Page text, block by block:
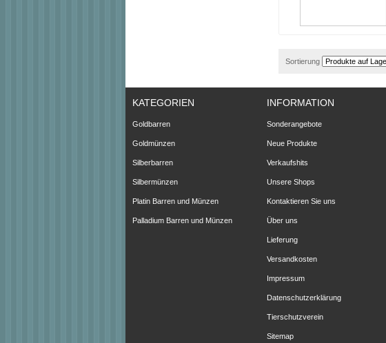
Sortierung
KATEGORIEN
Goldbarren
Goldmünzen
Silberbarren
Silbermünzen
Platin Barren und Münzen
Palladium Barren und Münzen
INFORMATION
Sonderangebote
Neue Produkte
Verkaufshits
Unsere Shops
Kontaktieren Sie uns
Über uns
Lieferung
Versandkosten
Impressum
Datenschutzerklärung
Tierschutzverein
Sitemap